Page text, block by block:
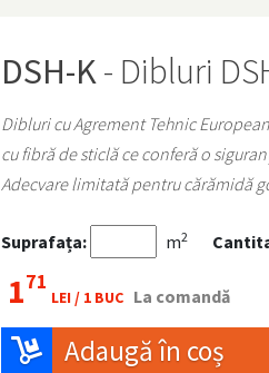
DSH-K- Dibluri
Dibluri cu Agrement Tehnic
cu fibră de sticlă ce conferă o
Adecvare limitată pentru cărămidă
Suprafața: m2
171
LEI / 1 BUC La comandă
Adaugă în coș